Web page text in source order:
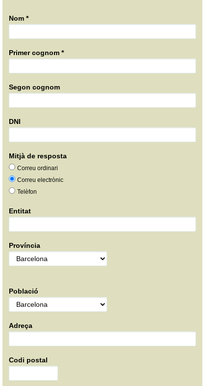
Nom *
Primer cognom *
Segon cognom
DNI
Mitjà de resposta
Correu ordinari
Correu electrònic
Telèfon
Entitat
Província
Població
Adreça
Codi postal